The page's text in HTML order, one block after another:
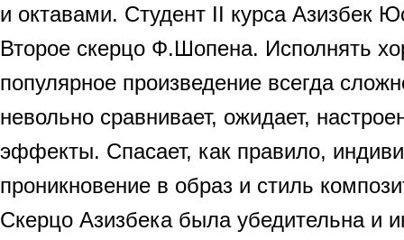
и октавами. Студент II курса Азизбек
Второе скерцо Ф.Шопена. Исполнять
популярное произведение всегда
невольно сравнивает, ожидает,
эффекты. Спасает, как правило,
проникновение в образ и стиль
Скерцо Азизбека была убедительна и